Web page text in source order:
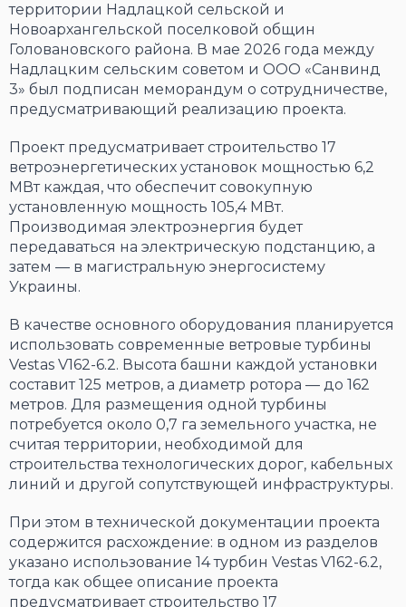
территории Надлацкой сельской и
Новоархангельской поселковой общин
Головановского района. В мае 2026 года между
Надлацким сельским советом и ООО «Санвинд
3» был подписан меморандум о сотрудничестве,
предусматривающий реализацию проекта.
Проект предусматривает строительство 17
ветроэнергетических установок мощностью 6,2
МВт каждая, что обеспечит совокупную
установленную мощность 105,4 МВт.
Производимая электроэнергия будет
передаваться на электрическую подстанцию, а
затем — в магистральную энергосистему
Украины.
В качестве основного оборудования планируется
использовать современные ветровые турбины
Vestas V162-6.2. Высота башни каждой установки
составит 125 метров, а диаметр ротора — до 162
метров. Для размещения одной турбины
потребуется около 0,7 га земельного участка, не
считая территории, необходимой для
строительства технологических дорог, кабельных
линий и другой сопутствующей инфраструктуры.
При этом в технической документации проекта
содержится расхождение: в одном из разделов
указано использование 14 турбин Vestas V162-6.2,
тогда как общее описание проекта
предусматривает строительство 17